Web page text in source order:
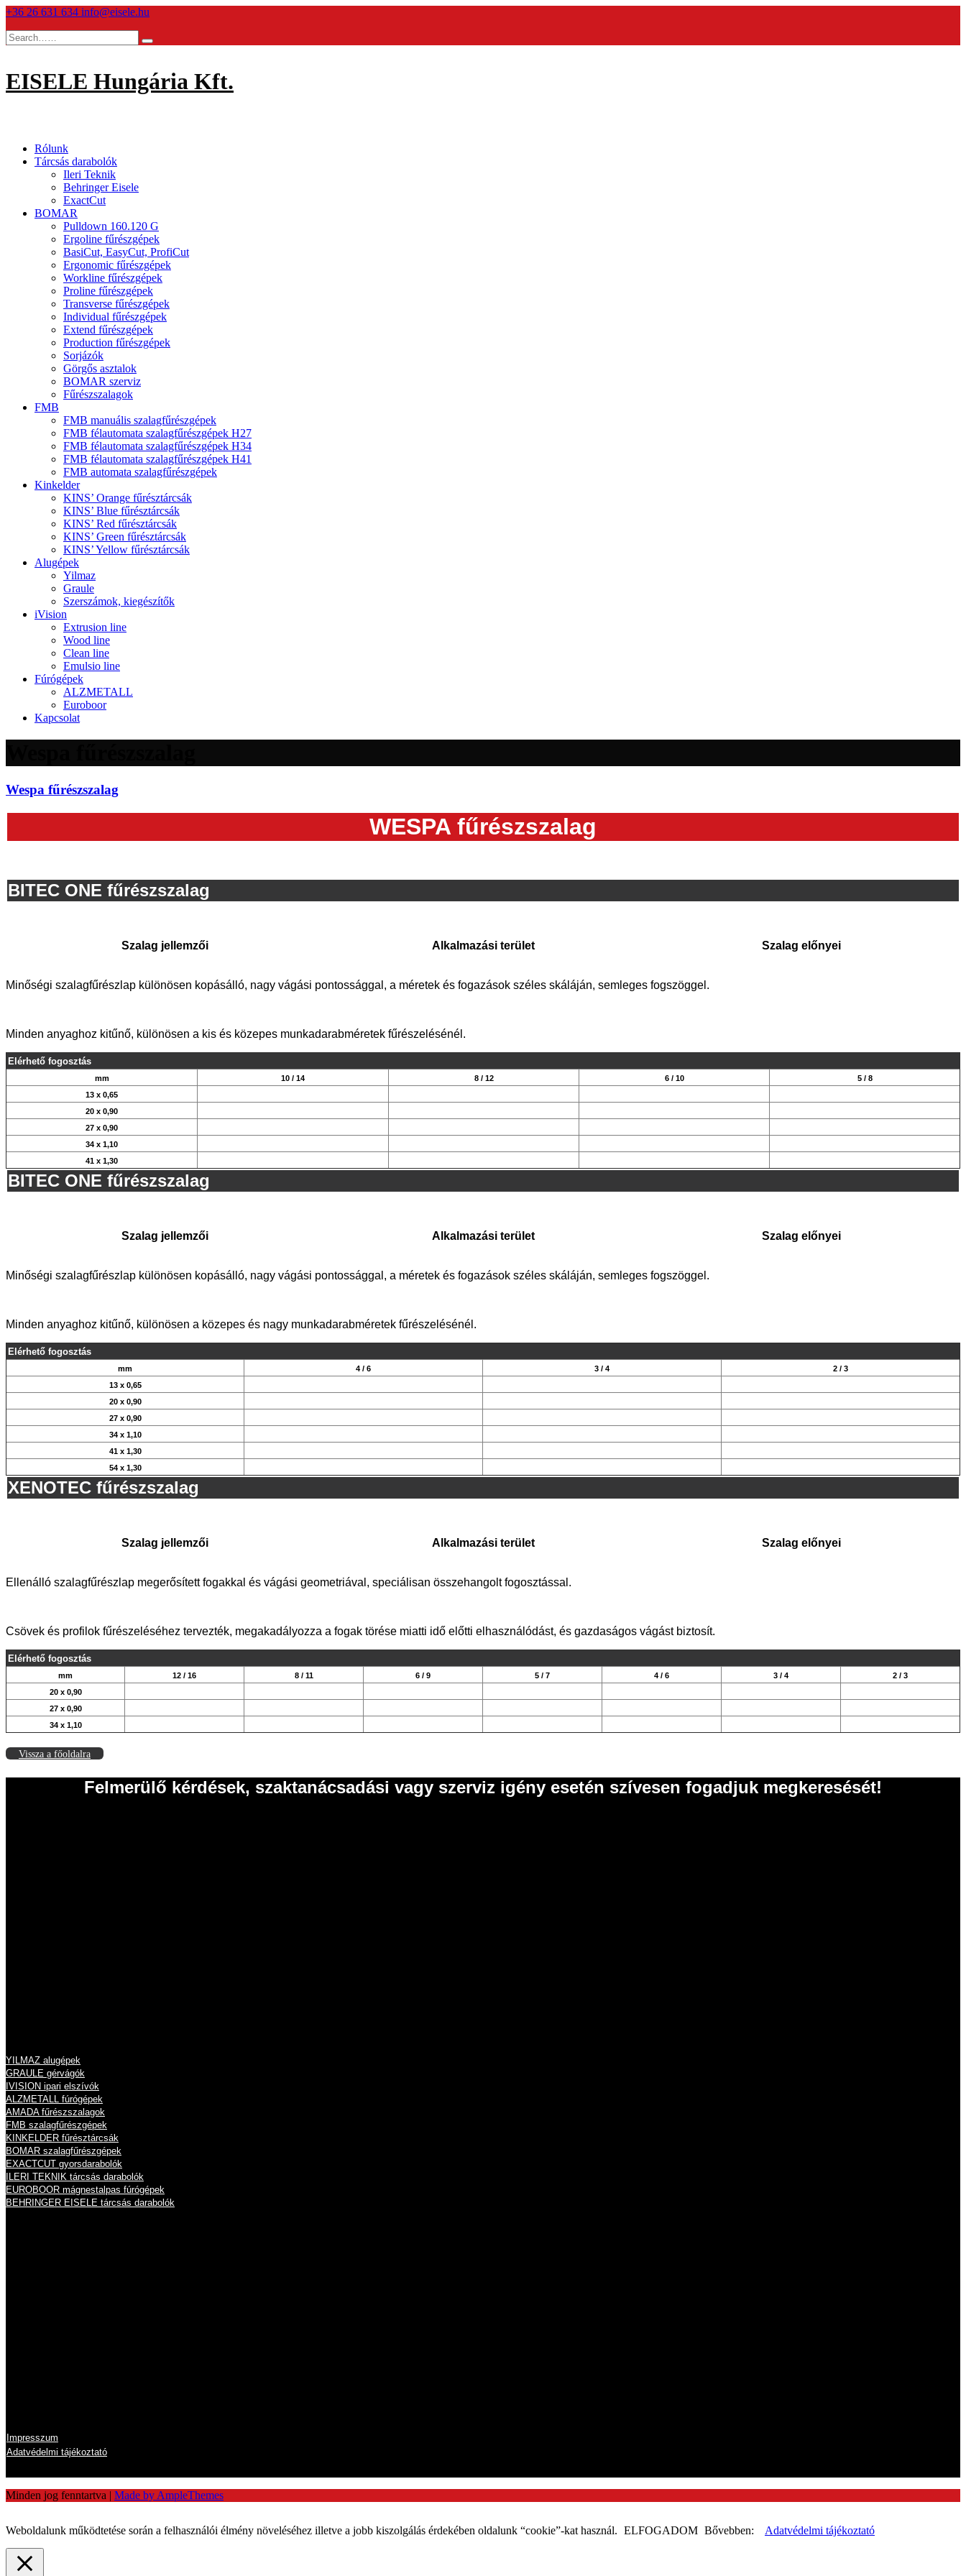
Skip
content
+36 26 631 634 info@eisele.hu
EISELE Hungária Kft.
Rólunk
Tárcsás darabolók
Ileri Teknik
Behringer Eisele
ExactCut
BOMAR
Pulldown 160.120 G
Ergoline fűrészgépek
BasiCut, EasyCut, ProfiCut
Ergonomic fűrészgépek
Workline fűrészgépek
Proline fűrészgépek
Transverse fűrészgépek
Individual fűrészgépek
Extend fűrészgépek
Production fűrészgépek
Sorjázók
Görgős asztalok
BOMAR szerviz
Fűrészszalagok
FMB
FMB manuális szalagfűrészgépek
FMB félautomata szalagfűrészgépek H27
FMB félautomata szalagfűrészgépek H34
FMB félautomata szalagfűrészgépek H41
FMB automata szalagfűrészgépek
Kinkelder
KINS’ Orange fűrésztárcsák
KINS’ Blue fűrésztárcsák
KINS’ Red fűrésztárcsák
KINS’ Green fűrésztárcsák
KINS’ Yellow fűrésztárcsák
Alugépek
Yilmaz
Graule
Szerszámok, kiegészítők
iVision
Extrusion line
Wood line
Clean line
Emulsio line
Fúrógépek
ALZMETALL
Euroboor
Kapcsolat
Wespa fűrészszalag
WESPA fűrészszalag
BITEC ONE fűrészszalag
Szalag jellemzői Alkalmazási terület Szalag előnyei
Minőségi szalagfűrészlap különösen kopásálló, nagy vágási pontossággal, a méretek és fogazások széles skáláján, semleges fogszöggel.
Minden anyaghoz kitűnő, különösen a kis és közepes munkadarabméretek fűrészelésénél.
Elérhető fogosztás
mm 10 / 14 8 / 12 6 / 10
5 / 8
13 x 0,65
20 x 0,90
27 x 0,90
34 x 1,10
41 x 1,30
BITEC ONE fűrészszalag
Szalag jellemzői Alkalmazási terület Szalag előnyei
Minőségi szalagfűrészlap különösen kopásálló, nagy vágási pontossággal, a méretek és fogazások széles skáláján, semleges fogszöggel.
Minden anyaghoz kitűnő, különösen a közepes és nagy munkadarabméretek fűrészelésénél.
Elérhető fogosztás
mm 4 / 6 3 / 4
2 / 3
13 x 0,65
20 x 0,90
27 x 0,90
34 x 1,10
41 x 1,30
54 x 1,30
XENOTEC fűrészszalag
Szalag jellemzői Alkalmazási terület Szalag előnyei
Ellenálló szalagfűrészlap megerősített fogakkal és vágási geometriával, speciálisan összehangolt fogosztással.
Csövek és profilok fűrészeléséhez tervezték, megakadályozza a fogak törése miatti idő előtti elhasználódást, és gazdaságos vágást biztosít.
Elérhető fogosztás
mm 12 / 16 8 / 11 6 / 9 5 / 7 4 / 6 3 / 4
2 / 3
20 x 0,90
27 x 0,90
34 x 1,10
Vissza a főoldalra
Felmerülő kérdések, szaktanácsadási vagy szerviz igény esetén szívesen fogadjuk megkeresését!
YILMAZ alugépek
GRAULE gérvágók
IVISION ipari elszívók
ALZMETALL fúrógépek
AMADA fűrészszalagok
FMB szalagfűrészgépek
KINKELDER fűrésztárcsák
BOMAR szalagfűrészgépek
EXACTCUT gyorsdarabolók
ILERI TEKNIK tárcsás darabolók
EUROBOOR mágnestalpas fúrógépek
BEHRINGER EISELE tárcsás darabolók
Impresszum
Adatvédelmi tájékoztató
Minden jog fenntartva | Made by AmpleThemes
Weboldalunk működtetése során a felhasználói élmény növeléséhez illetve a jobb kiszolgálás érdekében oldalunk “cookie”-kat használ. ELFOGADOM Bővebben: Adatvédelmi tájékoztató